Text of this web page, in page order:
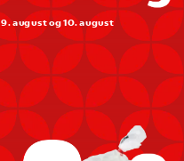
august og 10. august